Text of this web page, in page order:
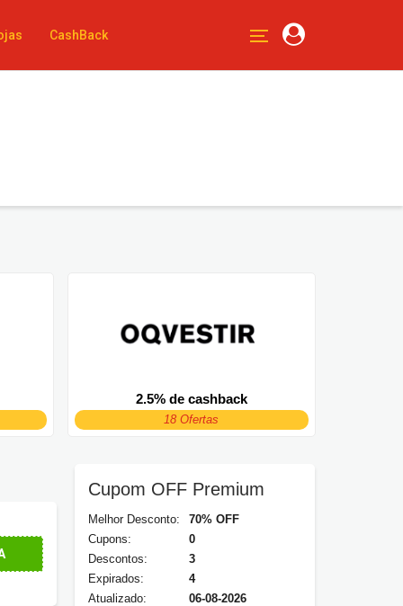
CashBack
2.5% de cashback
18 Ofertas
Cupom OFF Premium
Melhor Desconto:
70% OFF
Cupons:
0
Descontos:
3
Expirados:
4
Atualizado:
06-08-2026